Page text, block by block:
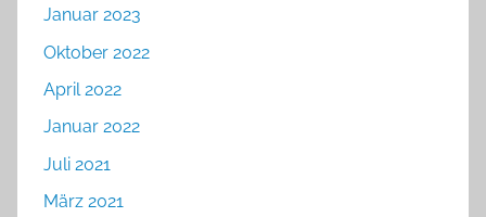
Januar 2023
Oktober 2022
April 2022
Januar 2022
Juli 2021
März 2021